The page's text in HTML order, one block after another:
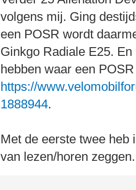
volgens mij. Ging
een POSR wordt
Ginkgo Radiale E25.
hebben waar een
https://
1888944.
Met de eerste twee heb
van lezen/horen zeggen.